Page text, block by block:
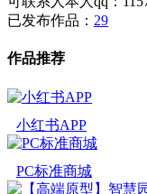
已发布作品： 29
作品推荐
小红书APP
PC标准商城